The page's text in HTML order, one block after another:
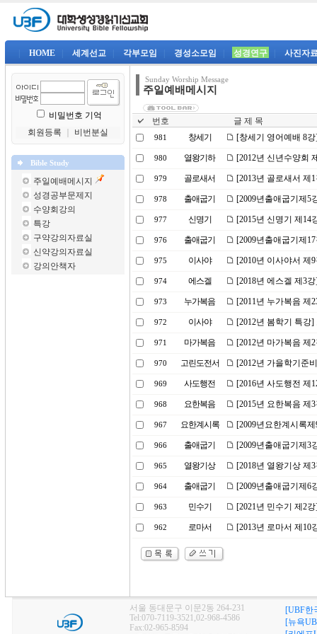
HOME 세계선교 각부모임 경성소모임 성경연구 사진자
비밀번호 기억
회원등록
비번분실
Bible Study
주일예배메시지
성경공부문제지
수양회강의
특강
구약강의자료실
신약강의자료실
강의안책자
Sunday Worship Message
주일예배메시지
번호 글 제 목
981 창세기 [창세기 영어예배 8
980 열왕기하 [2012년 신년수양회
979 골로새서 [2013년 골로새서 제
978 출애굽기 [2009년출애굽기제5
977 신명기 [2015년 신명기 제14
976 출애굽기 [2009년출애굽기제
975 이사야 [2010년 이사야서 제
974 에스겔 [2018년 에스겔 제3
973 누가복음 [2011년 누가복음 제
972 이사야 [2012년 봄학기 특강
971 마가복음 [2012년 마가복음 제
970 고린도전서 [2012년 가을학기준
969 사도행전 [2016년 사도행전 제
968 요한복음 [2015년 요한복음 제
967 요한계시록 [2009년요한계시록
966 출애굽기 [2009년출애굽기제3
965 열왕기상 [2018년 열왕기상 제
964 출애굽기 [2009년출애굽기제6
963 민수기 [2021년 민수기 제2
962 로마서 [2013년 로마서 제10
서울 동대문구 이문2동 264-231
Tel:070-7119-3521,02-968-4586
Fax:02-965-8594
[UBF한
[뉴욕